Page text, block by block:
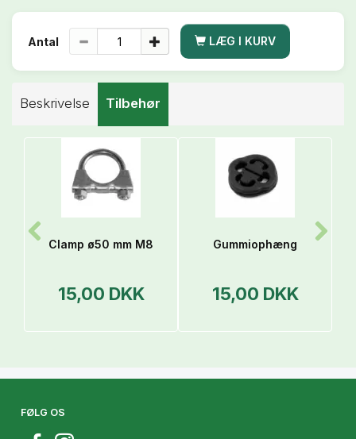
Antal LÆG I KURV
Beskrivelse Tilbehør
Clamp ø50 mm M8
15,00 DKK
Gummiophæng
15,00 DKK
FØLG OS